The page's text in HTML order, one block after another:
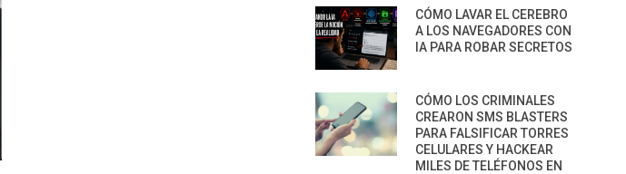
CÓMO LAVAR EL CEREBRO
A LOS NAVEGADORES CON
IA PARA ROBAR SECRETOS
CÓMO LOS CRIMINALES
CREARON SMS BLASTERS
PARA FALSIFICAR TORRES
CELULARES Y HACKEAR
MILES DE TELÉFONOS EN